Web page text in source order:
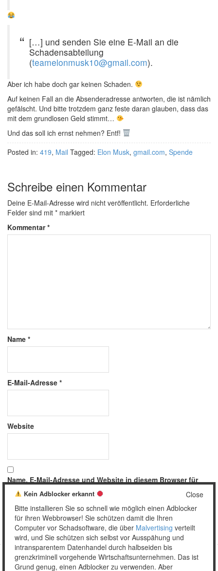
[…] und senden Sie eine E-Mail an die
Schadensabteilung
(teamelonmusk10@gmail.com).
Aber ich habe doch gar keinen Schaden.
Auf keinen Fall an die Absenderadresse antworten, die ist nämlich
gefälscht. Und bitte trotzdem ganz feste daran glauben, dass das
mit dem grundlosen Geld stimmt…
Und das soll ich ernst nehmen? Entf!
Posted in: 419, Mail Tagged: Elon Musk, gmail.com, Spende
Schreibe einen Kommentar
Deine E-Mail-Adresse wird nicht veröffentlicht. Erforderliche
Felder sind mit * markiert
Kommentar*
Name *
E-Mail-Adresse *
Website
Name, E-Mail-Adresse und Website in diesem Browser für
meinen nächsten Kommentar speichern.
Copyright © 2026 Unser täglich Spam.
Close
Kein Adblocker erkannt
Bitte installieren Sie so schnell wie möglich einen Adblocker
für ihren Webbrowser! Sie schützen damit die Ihren
Computer vor Schadsoftware, die über Malvertising verteilt
wird, und Sie schützen sich selbst vor Ausspähung und
intransparentem Datenhandel durch halbseiden bis
grenzkriminell vorgehende Wirtschaftsunternehmen. Das ist
Grund genug, einen Adblocker zu verwenden. Aber